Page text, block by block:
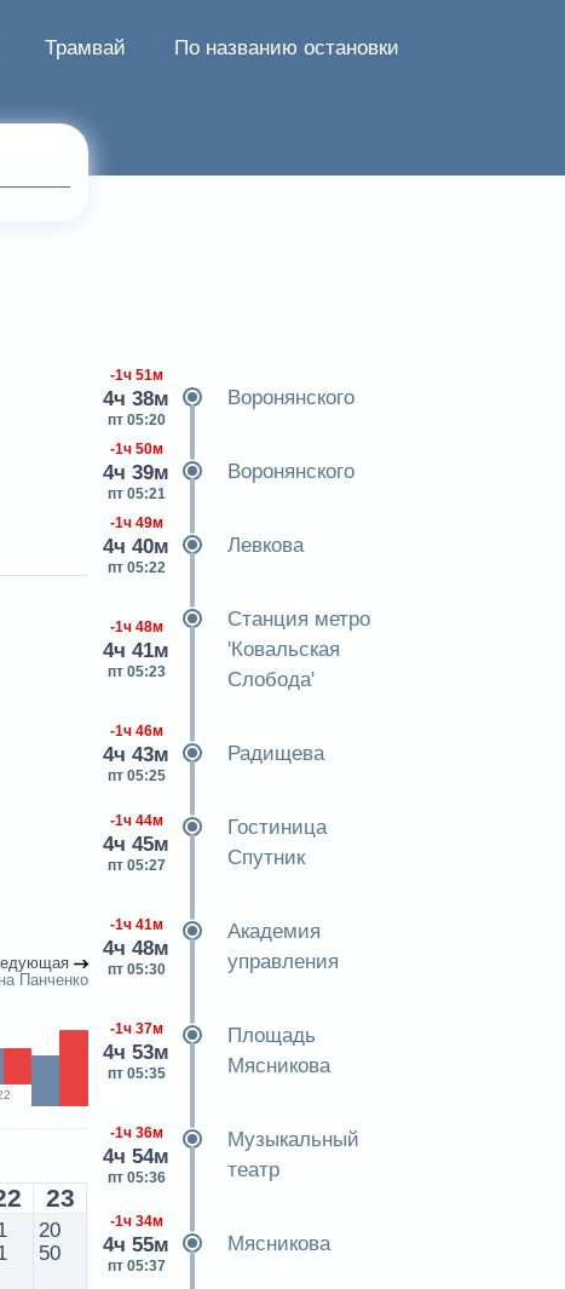
Трамвай По названию остановки
Панченко
23
20
50
-1ч 51м
4ч 38м
пт 05:20
Воронянского
-1ч 50м
4ч 39м
пт 05:21
Воронянского
-1ч 49м
4ч 40м
пт 05:22
Левкова
-1ч 48м
4ч 41м
пт 05:23
Станция метро
'Ковальская
Слобода'
-1ч 46м
4ч 43м
пт 05:25
Радищева
-1ч 44м
4ч 45м
пт 05:27
Гостиница
Спутник
-1ч 41м
4ч 48м
пт 05:30
Академия
управления
-1ч 37м
4ч 53м
пт 05:35
Площадь
Мясникова
-1ч 36м
4ч 54м
пт 05:36
Музыкальный
театр
-1ч 34м
4ч 55м
пт 05:37
Мясникова